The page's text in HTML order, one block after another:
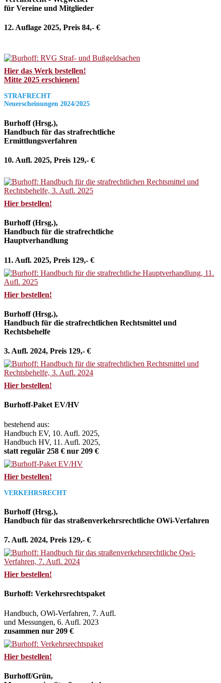
für Vereine und Mitglieder
12. Auflage 2025, Preis 84,- €
Hier das Werk bestellen!
Mitte 2025 erschienen!
STRAFRECHT
Neuerscheinungen 2024/2025
Burhoff (Hrsg.),
Handbuch für das strafrechtliche
Ermittlungsverfahren
10. Aufl. 2025, Preis 129,- €
Hier bestellen!
Burhoff (Hrsg.),
Handbuch für die strafrechtliche
Hauptverhandlung
11. Aufl. 2025, Preis 129,- €
Hier bestellen!
Burhoff (Hrsg.),
Handbuch für die strafrechtlichen Rechtsmittel und
Rechtsbehelfe
3. Aufl. 2024, Preis 129,- €
Hier bestellen!
Burhoff-Paket EV/HV
bestehend aus:
Handbuch EV, 10. Aufl. 2025,
Handbuch HV, 11. Aufl. 2025,
statt regulär 258 € nur 209 €
Hier bestellen!
VERKEHRSRECHT
Burhoff (Hrsg.),
Handbuch für das straßenverkehrsrechtliche OWi-Verfahren
7. Aufl. 2024, Preis 129,- €
Hier bestellen!
Burhoff: Verkehrsrechtspaket
Handbuch, OWi-Verfahren, 7. Aufl.
und Messungen, 6. Aufl. 2023
zusammen nur 209 €
Hier bestellen!
Burhoff/Grün,